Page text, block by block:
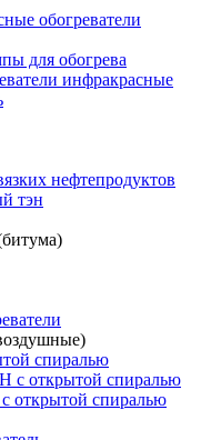
обогреватели
для обогрева
инфракрасные
нефтепродуктов
тэн
спиралью
с открытой спиралью
открытой спиралью